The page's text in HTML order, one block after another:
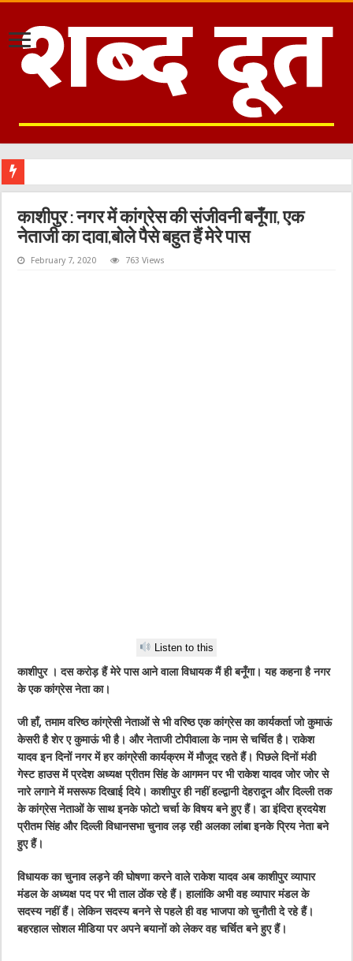
काशीपुर : नगर में कांग्रेस की संजीवनी बनूँगा, एक
नेताजी का दावा,बोले पैसे बहुत हैं मेरे पास
February 7, 2020 763 Views
Listen to this
काशीपुर । दस करोड़ हैं मेरे पास आने वाला विधायक मैं ही बनूँगा। यह कहना है नगर
के एक कांग्रेस नेता का।
जी हाँ, तमाम वरिष्ठ कांग्रेसी नेताओं से भी वरिष्ठ एक कांग्रेस का कार्यकर्ता जो कुमाऊं
केसरी है शेर ए कुमाऊं भी है। और नेताजी टोपीवाला के नाम से चर्चित है। राकेश
यादव इन दिनों नगर में हर कांग्रेसी कार्यक्रम में मौजूद रहते हैं। पिछले दिनों मंडी
गेस्ट हाउस में प्रदेश अध्यक्ष प्रीतम सिंह के आगमन पर भी राकेश यादव जोर जोर से
नारे लगाने में मसरूफ दिखाई दिये। काशीपुर ही नहीं हल्द्वानी देहरादून और दिल्ली तक
के कांग्रेस नेताओं के साथ इनके फोटो चर्चा के विषय बने हुए हैं। डा इंदिरा ह्रदयेश
प्रीतम सिंह और दिल्ली विधानसभा चुनाव लड़ रही अलका लांबा इनके प्रिय नेता बने
हुए हैं।
विधायक का चुनाव लड़ने की घोषणा करने वाले राकेश यादव अब काशीपुर व्यापार
मंडल के अध्यक्ष पद पर भी ताल ठोंक रहे हैं। हालांकि अभी वह व्यापार मंडल के
सदस्य नहीं हैं। लेकिन सदस्य बनने से पहले ही वह भाजपा को चुनौती दे रहे हैं।
बहरहाल सोशल मीडिया पर अपने बयानों को लेकर वह चर्चित बने हुए हैं।